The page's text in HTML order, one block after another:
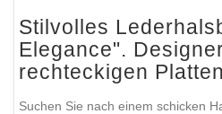
Stilvolles
Elegance".
rechteckigen
Suchen Sie nach einem schicken